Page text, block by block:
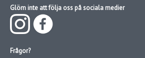
Glöm inte att följa oss på sociala medier
Frågor?